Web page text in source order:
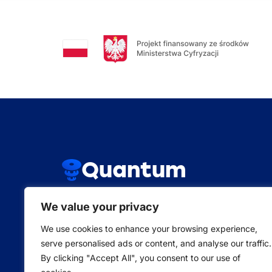
We value your privacy
We use cookies to enhance your browsing experience,
serve personalised ads or content, and analyse our traffic.
By clicking "Accept All", you consent to our use of
Quantum
Poznańskie Centrum
Sieciowe